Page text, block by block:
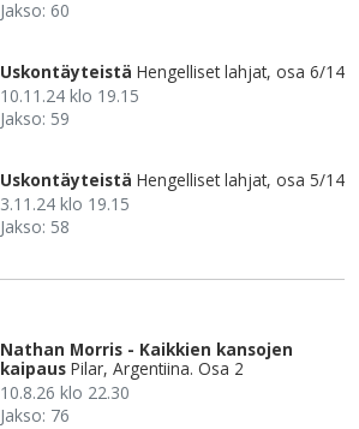
Jakso: 60
Uskontäyteistä Hengelliset lahjat, osa 6/14
10.11.24 klo 19.15
Jakso: 59
Uskontäyteistä Hengelliset lahjat, osa 5/14
3.11.24 klo 19.15
Jakso: 58
Nathan Morris - Kaikkien kansojen
kaipaus Pilar, Argentiina. Osa 2
10.8.26 klo 22.30
Jakso: 76